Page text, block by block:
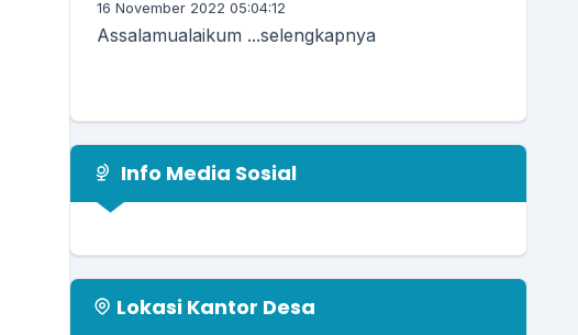
Assalamualaikum ...selengkapnya
Info Media Sosial
Lokasi Kantor Desa